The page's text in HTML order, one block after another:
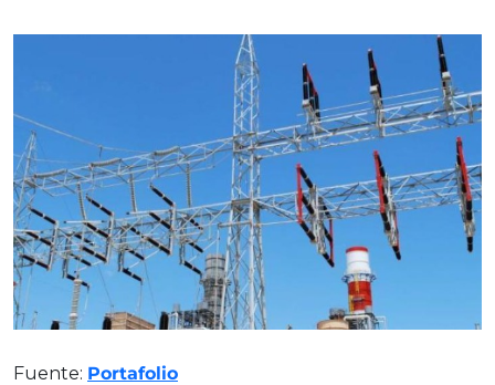
Fuente: Portafolio